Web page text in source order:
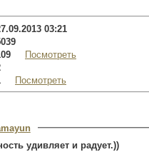
03:21
Посмотреть
Посмотреть
удивляет и радует.))